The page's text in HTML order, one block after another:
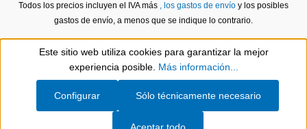
Todos los precios incluyen el IVA más , los gastos de envío y los posibles
gastos de envío, a menos que se indique lo contrario.
Show toolbar
Este sitio web utiliza cookies para garantizar la mejor
experiencia posible. Más información...
Sólo técnicamente necesario
Configurar